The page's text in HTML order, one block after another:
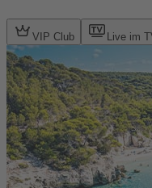
VIP Club Live im